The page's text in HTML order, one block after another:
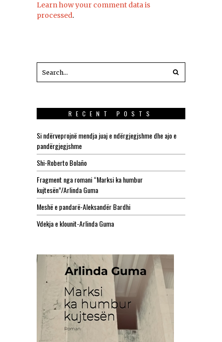
Learn how your comment data is
processed.
RECENT POSTS
Si ndërveprojnë mendja juaj e ndërgjegjshme dhe ajo e
pandërgjegjshme
Shi-Roberto Bolaño
Fragment nga romani “Marksi ka humbur
kujtesën”/Arlinda Guma
Meshë e pandarë-Aleksandër Bardhi
Vdekja e klounit-Arlinda Guma